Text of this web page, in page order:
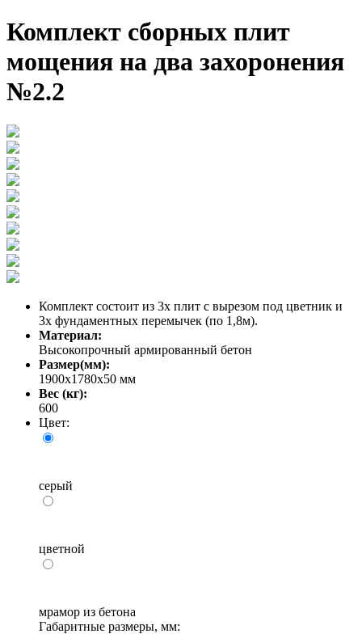
Комплект сборных плит
мощения на два захоронения
№2.2
Комплект состоит из 3х плит с вырезом под цветник и
3х фундаментных перемычек (по 1,8м).
Материал:
Высокопрочный армированный бетон
Размер(мм):
1900х1780х50 мм
Вес (кг):
600
Цвет:
серый
цветной
мрамор из бетона
Габаритные размеры, мм: